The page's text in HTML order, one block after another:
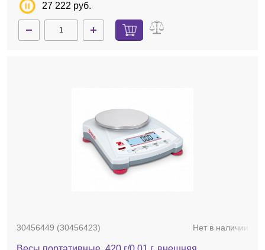
27 222 руб.
30456449 (30456423) Нет в наличии